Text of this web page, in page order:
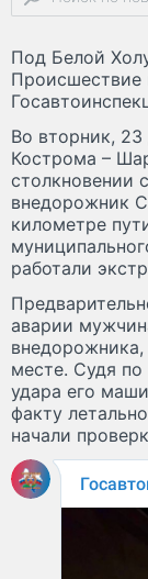
Под Белой
Происшествие
Во вторник, 23
Кострома –
столкновении
внедорожник
километре
работали
аварии
внедорожника,
месте. Судя
удара его
факту
начали